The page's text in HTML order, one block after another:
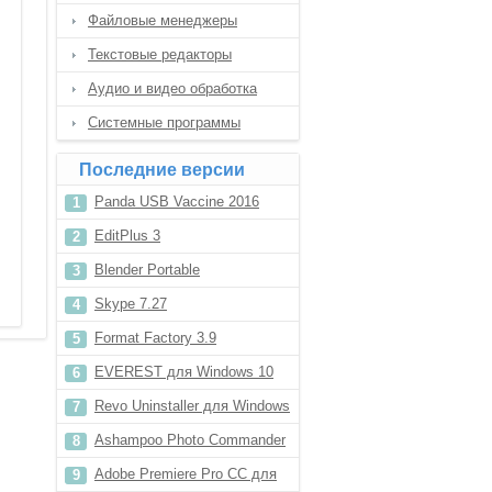
Файловые менеджеры
Текстовые редакторы
Аудио и видео обработка
Системные программы
Последние версии
Panda USB Vaccine 2016
EditPlus 3
Blender Portable
Skype 7.27
Format Factory 3.9
EVEREST для Windows 10
Revo Uninstaller для Windows
10
Ashampoo Photo Commander
12
Adobe Premiere Pro CC для